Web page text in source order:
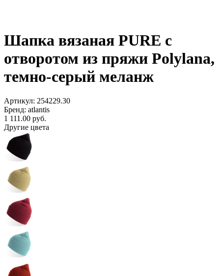
Шапка вязаная PURE с
отворотом из пряжи Polylana,
темно-серый меланж
Артикул: 254229.30
Бренд: atlantis
1 111.00 руб.
Другие цвета